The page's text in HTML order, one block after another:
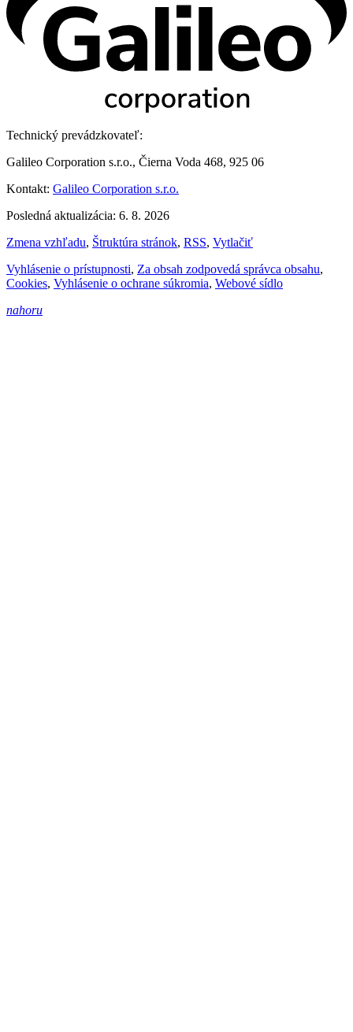
Technický prevádzkovateľ:
Galileo Corporation s.r.o., Čierna Voda 468, 925 06
Kontakt: Galileo Corporation s.r.o.
Posledná aktualizácia: 6. 8. 2026
Zmena vzhľadu, Štruktúra stránok, RSS, Vytlačiť
Vyhlásenie o prístupnosti, Za obsah zodpovedá správca obsahu,
Cookies, Vyhlásenie o ochrane súkromia, Webové sídlo
nahoru